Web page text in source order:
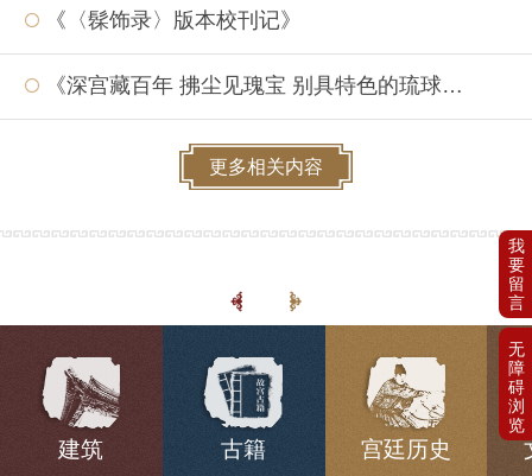
《〈髹饰录〉版本校刊记》
《深宫藏百年 拂尘见瑰宝 别具特色的琉球漆器》
更多相关内容
建筑 古籍 宫廷历史